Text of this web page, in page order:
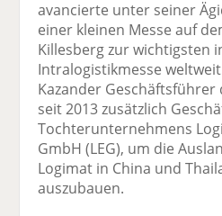
avancierte unter seiner
einer kleinen Messe auf
Killesberg zur wichtigsten
Intralogistikmesse
Kazander
seit 2013 zusätzlich
Tochterunternehmens
GmbH (LEG), um die
Logimat in China und
auszubauen.